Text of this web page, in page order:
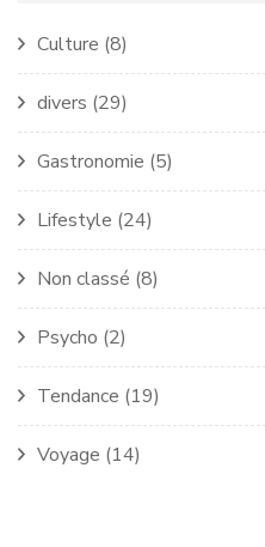
Culture (8)
divers (29)
Gastronomie (5)
Lifestyle (24)
Non classé (8)
Psycho (2)
Tendance (19)
Voyage (14)